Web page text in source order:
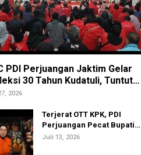
PDI Perjuangan Jaktim Gelar
30 Tahun Kudatuli, Tuntut
Hukum Aktor Intelektual
2026
Terjerat OTT KPK, PDI
Perjuangan Pecat Bupati
Sukoharjo Etik Suryani
Juli 13, 2026